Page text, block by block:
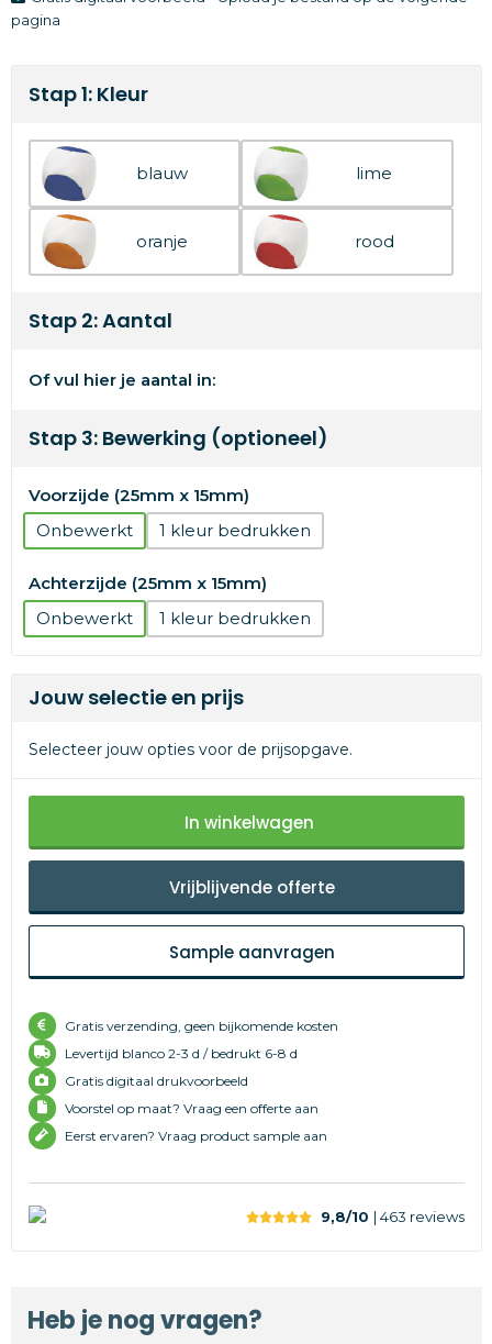
pagina
Stap 1: Kleur
blauw lime
oranje rood
Stap 2: Aantal
Of vul hier je aantal in:
Stap 3: Bewerking (optioneel)
Voorzijde (25mm x 15mm)
Onbewerkt
1
Achterzijde (25mm x 15mm)
Onbewerkt
1
Jouw selectie en prijs
Selecteer jouw opties voor de prijsopgave.
In winkelwagen
Vrijblijvende offerte
Sample aanvragen
Gratis verzending, geen bijkomende kosten
Levertijd blanco 2-3 d / bedrukt 6-8 d
Gratis digitaal drukvoorbeeld
Voorstel op maat? Vraag een offerte aan
Eerst ervaren? Vraag product sample aan
9,8/10 | 463 reviews
Heb je nog vragen?